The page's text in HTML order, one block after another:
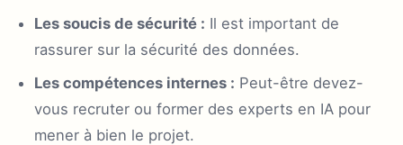
Les soucis de sécurité : Il est important de
rassurer sur la sécurité des données.
Les compétences internes : Peut-être devez-
vous recruter ou former des experts en IA pour
mener à bien le projet.